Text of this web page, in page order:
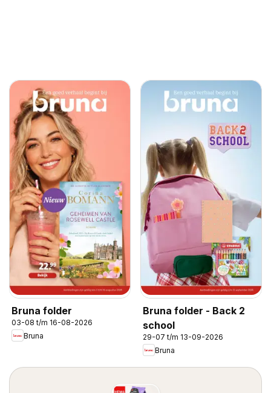
Bruna folder
03-08 t/m 16-08-2026
Bruna
Bruna folder - Back 2
school
29-07 t/m 13-09-2026
Bruna